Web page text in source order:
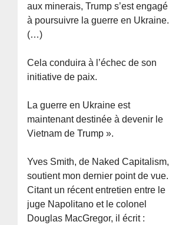
aux minerais, Trump s’est engagé
à poursuivre la guerre en Ukraine.
(…)
Cela conduira à l’échec de son
initiative de paix.
La guerre en Ukraine est
maintenant destinée à devenir le
Vietnam de Trump ».
Yves Smith, de Naked Capitalism,
soutient mon dernier point de vue.
Citant un récent entretien entre le
juge Napolitano et le colonel
Douglas MacGregor, il écrit :